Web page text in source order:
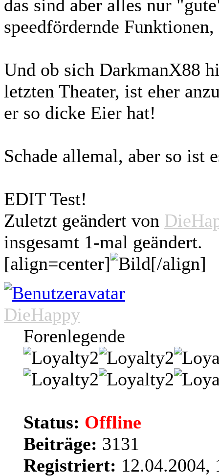
das sind aber alles nur
speedfördernde
Und ob sich DarkmanX88
letzten Theater, ist eher
er so dicke Eier hat!
Schade allemal, aber so ist
EDIT Test!
Zuletzt geändert von
insgesamt 1-mal geändert.
[align=center]
[/align]
DieHappy
Forenlegende
Status: Offline
Beiträge: 3131
Registriert: 12.04.2004,